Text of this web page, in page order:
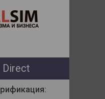
Direct